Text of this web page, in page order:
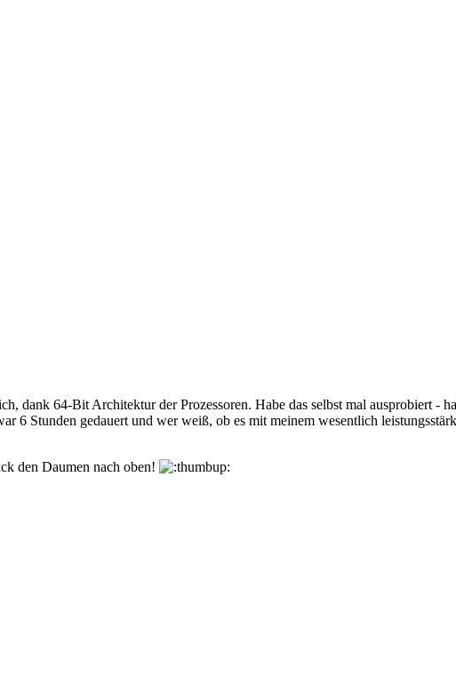
dank 64-Bit Architektur der Prozessoren. Habe das selbst mal ausprobiert -
6 Stunden gedauert und wer weiß, ob es mit meinem wesentlich
den Daumen nach oben!